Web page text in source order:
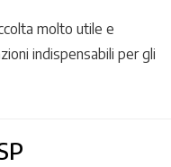
molto utile e
indispensabili per gli